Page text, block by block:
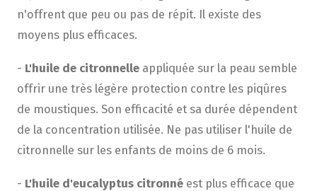
n'offrent que peu ou pas de répit. Il existe des
moyens plus efficaces.
- L'huile de citronnelle appliquée sur la peau semble
offrir une très légère protection contre les piqûres
de moustiques. Son efficacité et sa durée dépendent
de la concentration utilisée. Ne pas utiliser l'huile de
citronnelle sur les enfants de moins de 6 mois.
- L'huile d'eucalyptus citronnéest plus efficace que